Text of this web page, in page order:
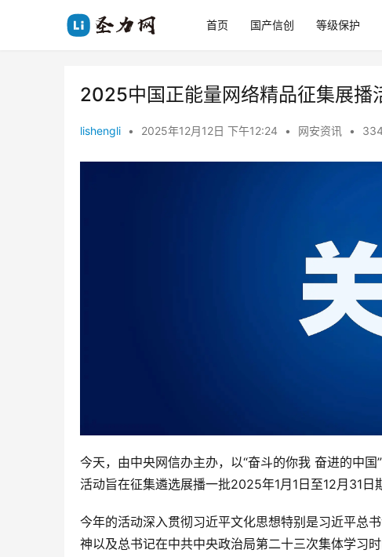
首页 国产信创 等级保护
2025中国正能量网络精品征集展播
lishengli • 2025年12月12日 下午12:24 • 网安资讯 •
今天，由中央网信办主办，以“奋斗的你我 奋进的中
活动旨在征集遴选展播一批2025年1月1日至12月31日
今年的活动深入贯彻习近平文化思想特别是习近平总
神以及总书记在中共中央政治局第二十三次集体学习